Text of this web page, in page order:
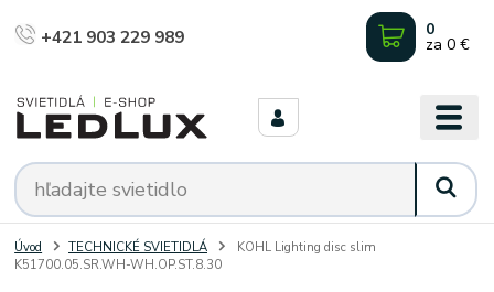
+421 903 229 989 0
za 0 €
Úvod TECHNICKÉ SVIETIDLÁ
KOHL Lighting disc slim
K51700.05.SR.WH-WH.OP.ST.8.30